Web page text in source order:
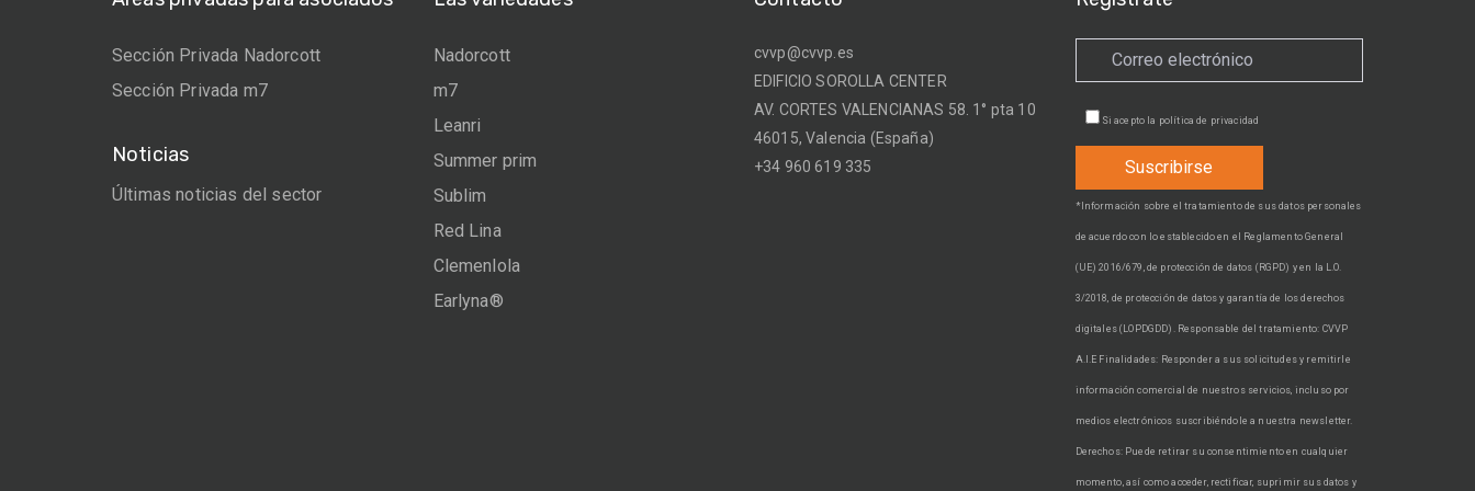
Sección Privada Nadorcott
Sección Privada m7
Noticias
Últimas noticias del sector
Nadorcott
m7
Leanri
Summer prim
Sublim
Red Lina
Clemenlola
Earlyna®
cvvp@cvvp.es
EDIFICIO SOROLLA CENTER
AV. CORTES VALENCIANAS 58. 1° pta 10
46015, Valencia (España)
+34 960 619 335
Si acepto la política de privacidad
*Información sobre el tratamiento de sus datos personales
de acuerdo con lo establecido en el Reglamento General
(UE) 2016/679, de protección de datos (RGPD) y en la L.O.
3/2018, de protección de datos y garantía de los derechos
digitales (LOPDGDD). Responsable del tratamiento: CVVP
A.I.E Finalidades: Responder a sus solicitudes y remitirle
información comercial de nuestros servicios, incluso por
medios electrónicos suscribiéndole a nuestra newsletter.
Derechos: Puede retirar su consentimiento en cualquier
momento, así como acceder, rectificar, suprimir sus datos y